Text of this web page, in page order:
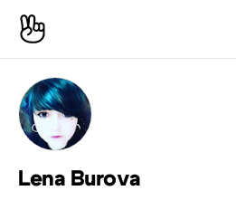
Lena Burova